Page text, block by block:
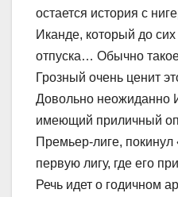
остается история с
Иканде, который до
отпуска… Обычно
Грозный очень ценит
Довольно неожиданно
имеющий приличный
Премьер-лиге,
первую лигу, где его
Речь идет о годичном